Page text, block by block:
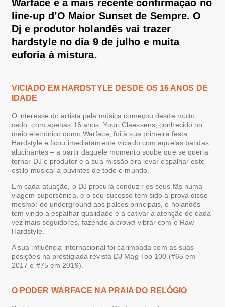
Warface é a mais recente confirmação no
line-up d’O Maior Sunset de Sempre. O
Dj e produtor holandês vai trazer
hardstyleno dia 9 de julho e muita
euforia à mistura.
VICIADO EM HARDSTYLE DESDE OS 16 ANOS DE
IDADE
O interesse do artista pela música começou desde muito
cedo: com apenas 16 anos, Youri Claessens, conhecido no
meio eletrónico como Warface, foi à sua primeira festa
Hardstyle e ficou imediatamente viciado com aquelas batidas
alucinantes – a partir daquele momento soube que se queria
tornar DJ e produtor e a sua missão era levar espalhar este
estilo musical a ouvintes de todo o mundo.
Em cada atuação, o DJ procura conduzir os seus fãs numa
viagem supersónica, e o seu sucesso tem sido a prova disso
mesmo: do underground aos palcos principais, o holandês
tem vindo a espalhar qualidade e a cativar a atenção de cada
vez mais seguidores, fazendo a crowd vibrar com o Raw
Hardstyle.
A sua influência internacional foi carimbada com as suas
posições na prestigiada revista DJ Mag Top 100 (#65 em
2017 e #75 em 2019).
O PODER WARFACE NA PRAIA DO RELÓGIO